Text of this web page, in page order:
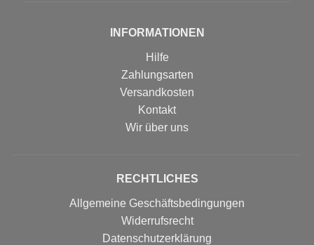
INFORMATIONEN
Hilfe
Zahlungsarten
Versandkosten
Kontakt
Wir über uns
RECHTLICHES
Allgemeine Geschäftsbedingungen
Widerrufsrecht
Datenschutzerklärung